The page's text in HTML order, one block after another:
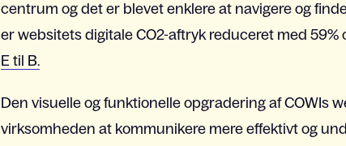
centrum og det er blevet enklere at navigere og
er websitets digitale CO2-aftryk reduceret med 59%
E til B.
Den visuelle og funktionelle opgradering af COWIs
virksomheden at kommunikere mere effektivt og